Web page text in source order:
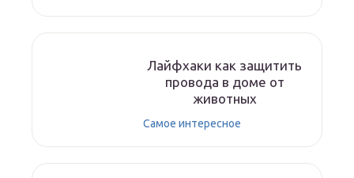
Лайфхаки как защитить
провода в доме от
животных
Самое интересное